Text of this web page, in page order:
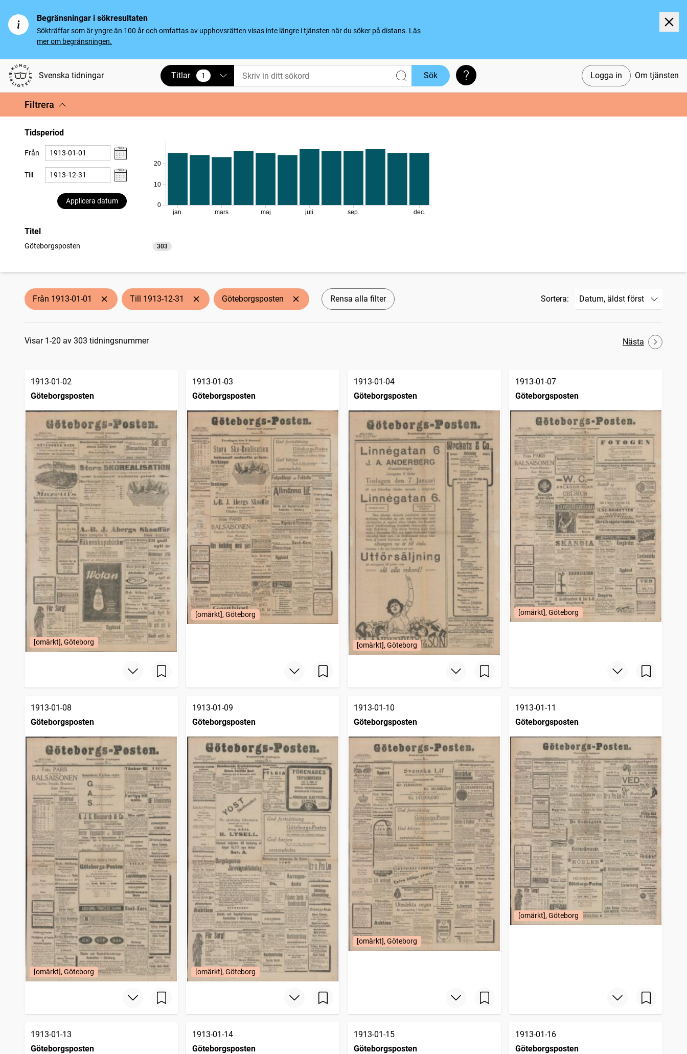
Begränsningar i sökresultaten
Sökträffar som är yngre än 100 år och omfattas av upphovsrätten visas inte längre i tjänsten när du söker på distans. Läs
mer om begränsningen.
Svenska tidningar Logga in Om tjänsten
Titlar 1
vald Sök Söktips
Filtrera
Tidsperiod
Från
Till
Applicera datum
0
10
20
jan. mars maj juli sep. dec.
Titel
Göteborgsposten 303
träffar
Från 1913-01-01 Till 1913-12-31 Göteborgsposten Rensa alla filter Sortera:
Sökresultat
Visar 1-20 av 303 tidningsnummer Nästa
1913-01-02
Göteborgsposten
[omärkt], Göteborg
1913-01-03
Göteborgsposten
[omärkt], Göteborg
1913-01-04
Göteborgsposten
[omärkt], Göteborg
1913-01-07
Göteborgsposten
[omärkt], Göteborg
1913-01-08
Göteborgsposten
[omärkt], Göteborg
1913-01-09
Göteborgsposten
[omärkt], Göteborg
1913-01-10
Göteborgsposten
[omärkt], Göteborg
1913-01-11
Göteborgsposten
[omärkt], Göteborg
1913-01-13
Göteborgsposten
1913-01-14
Göteborgsposten
1913-01-15
Göteborgsposten
1913-01-16
Göteborgsposten